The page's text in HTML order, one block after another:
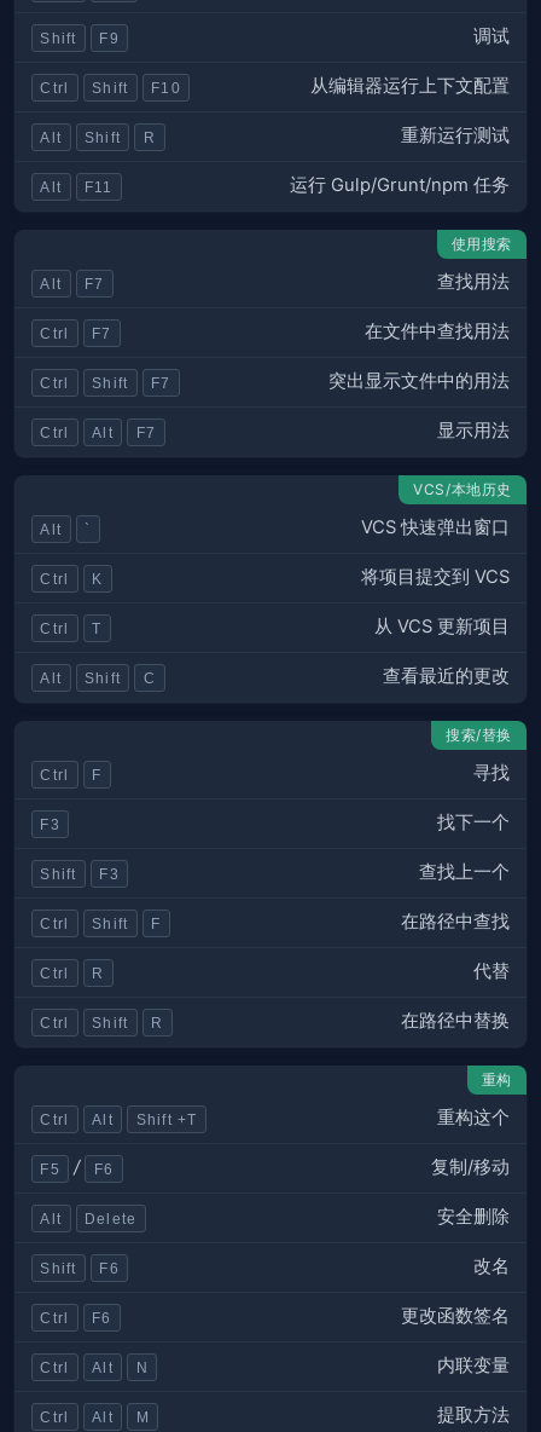
Shift F9 调试
Ctrl Shift F10 从编辑器运行上下文配置
Alt Shift R 重新运行测试
Alt F11 运行 Gulp/Grunt/npm 任务
使用搜索
Alt F7 查找用法
Ctrl F7 在文件中查找用法
Ctrl Shift F7 突出显示文件中的用法
Ctrl Alt F7 显示用法
VCS/本地历史
Alt ` VCS 快速弹出窗口
Ctrl K 将项目提交到 VCS
Ctrl T 从 VCS 更新项目
Alt Shift C 查看最近的更改
搜索/替换
Ctrl F 寻找
F3 找下一个
Shift F3 查找上一个
Ctrl Shift F 在路径中查找
Ctrl R 代替
Ctrl Shift R 在路径中替换
重构
Ctrl Alt Shift +T 重构这个
F5 / F6 复制/移动
Alt Delete 安全删除
Shift F6 改名
Ctrl F6 更改函数签名
Ctrl Alt N 内联变量
Ctrl Alt M 提取方法